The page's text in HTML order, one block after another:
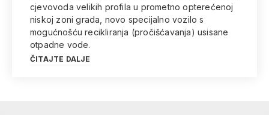
cjevovoda velikih profila u prometno opterećenoj
niskoj zoni grada, novo specijalno vozilo s
mogućnošću recikliranja (pročišćavanja) usisane
otpadne vode.
ČITAJTE DALJE